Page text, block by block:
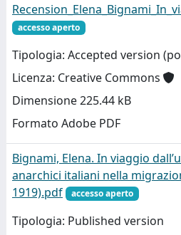
accesso aperto
Tipologia: Accepted version
Licenza: Creative Commons
Dimensione 225.44 kB
Formato Adobe PDF
Bignami, Elena. In viaggio
anarchici italiani nella
1919).pdf
accesso aperto
Tipologia: Published version